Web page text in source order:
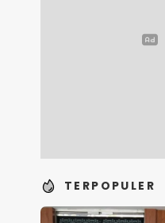
TERPOPULER